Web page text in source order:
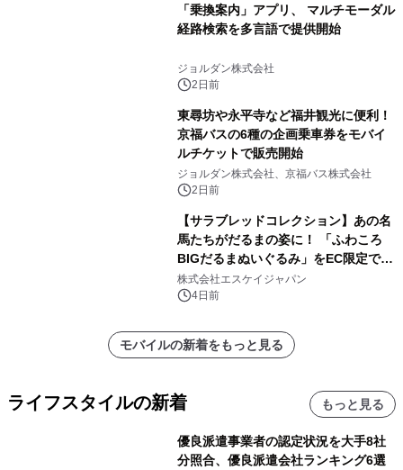
「乗換案内」アプリ、 マルチモーダル
経路検索を多言語で提供開始
ジョルダン株式会社
2日前
東尋坊や永平寺など福井観光に便利！
京福バスの6種の企画乗車券をモバイ
ルチケットで販売開始
ジョルダン株式会社、京福バス株式会社
2日前
【サラブレッドコレクション】あの名
馬たちがだるまの姿に！ 「ふわころ
BIGだるまぬいぐるみ」をEC限定で受
注販売開始
株式会社エスケイジャパン
4日前
モバイルの新着をもっと見る
ライフスタイルの新着 もっと見る
優良派遣事業者の認定状況を大手8社
分照合、優良派遣会社ランキング6選